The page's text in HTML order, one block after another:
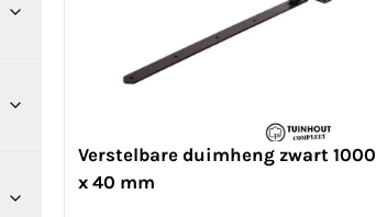
Verstelbare duimheng zwart 1000
x 40 mm